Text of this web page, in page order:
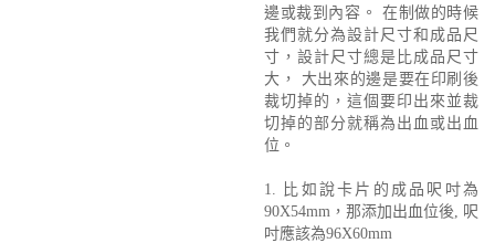
邊或裁到內容。 在制做的時候
我們就分為設計尺寸和成品尺
寸，設計尺寸總是比成品尺寸
大， 大出來的邊是要在印刷後
裁切掉的，這個要印出來並裁
切掉的部分就稱為出血或出血
位。
1. 比如說卡片的成品呎吋為
90X54mm，那添加出血位後, 呎
吋應該為96X60mm